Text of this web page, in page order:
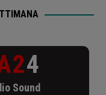
4
Sound